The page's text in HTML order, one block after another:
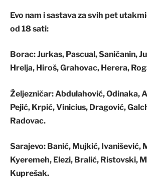
Evo nam i sastava za svih pet
od 18 sati:
Borac: Jurkas, Pascual, Saničanin,
Hrelja, Hiroš, Grahovac, Herera,
Željezničar: Abdulahović, Odinaka,
Pejić, Krpić, Vinicius, Dragović,
Radovac.
Sarajevo: Banić, Mujkić, Ivanišević,
Kyeremeh, Elezi, Bralić, Ristovski,
Kuprešak.